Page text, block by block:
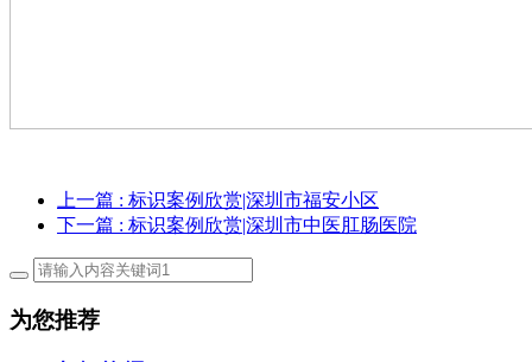
上一篇 : 标识案例欣赏|深圳市福安小区
下一篇 : 标识案例欣赏|深圳市中医肛肠医院
为您推荐